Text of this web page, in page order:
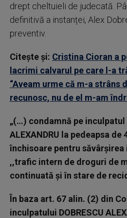
drept cheltuieli de judecată.
definitivă a instanței, Alex
preventiv.
Citește și: Cristina Cioran a
lacrimi calvarul pe care l-a
“Aveam urme că m-a strâns
recunosc, nu de el m-am
„(…) condamnă pe inculpatul
ALEXANDRU la pedeapsa de
închisoare pentru
,,trafic intern de droguri de
continuată și în stare de
În baza art. 67 alin. (2) din
inculpatului DOBRESCU